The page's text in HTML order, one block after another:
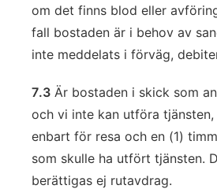
om det finns blod eller
fall bostaden är i behov av
inte meddelats i förväg,
7.3 Är bostaden i skick som
och vi inte kan utföra
enbart för resa och en (1)
som skulle ha utfört tjänsten.
berättigas ej rutavdrag.